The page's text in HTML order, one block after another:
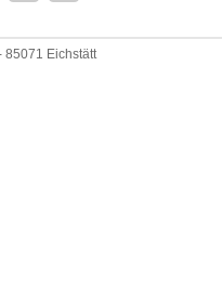
85071 Eichstätt